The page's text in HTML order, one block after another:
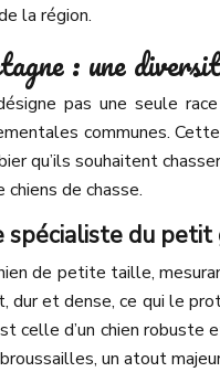
la région.
: une
pas une seule
communes.
qu’ils souhaitent
chiens de chasse.
spécialiste du petit
de petite taille,
dur et dense, ce qui le
celle d’un chien
un atout